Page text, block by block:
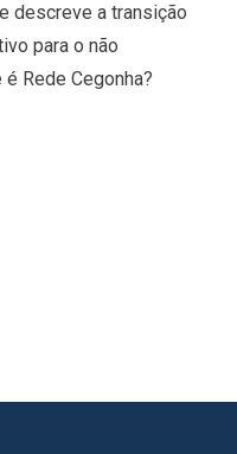
descreve a transição
para o não
Rede Cegonha?